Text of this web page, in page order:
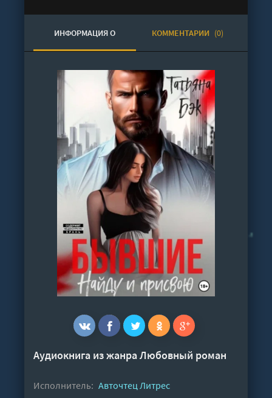
ИНФОРМАЦИЯ О
АУДИОКНИГЕ
КОММЕНТАРИИ (0)
Аудиокнига из жанраЛюбовный роман
Исполнитель: Авточтец Литрес